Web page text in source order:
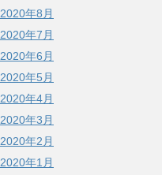
2020年8月
2020年7月
2020年6月
2020年5月
2020年4月
2020年3月
2020年2月
2020年1月